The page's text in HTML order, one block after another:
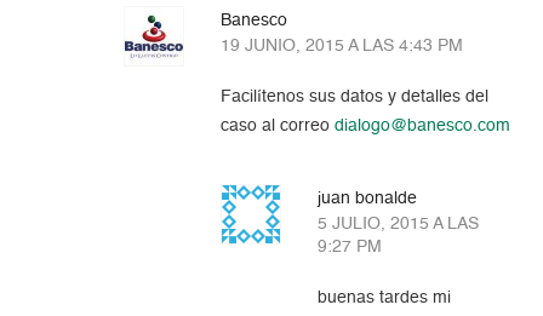
Banesco
19 JUNIO, 2015 A LAS 4:43 PM
Facilítenos sus datos y detalles del
caso al correodialogo@banesco.com
juan bonalde
5 JULIO, 2015 A LAS
9:27 PM
buenas tardes mi